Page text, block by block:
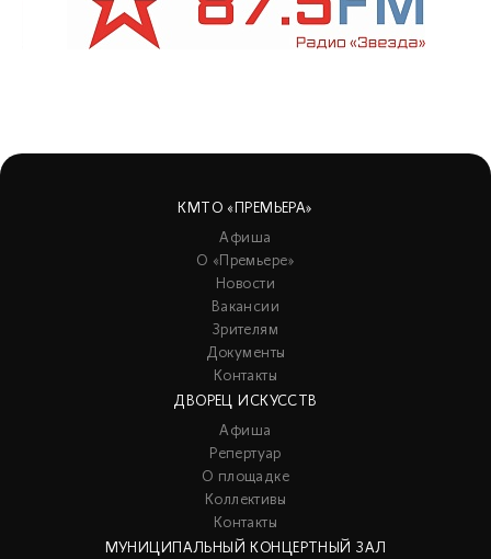
КМТО «ПРЕМЬЕРА»
Афиша
О «Премьере»
Новости
Вакансии
Зрителям
Документы
Контакты
ДВОРЕЦ ИСКУССТВ
Афиша
Репертуар
О площадке
Коллективы
Контакты
МУНИЦИПАЛЬНЫЙ КОНЦЕРТНЫЙ ЗАЛ